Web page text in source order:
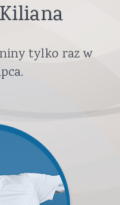
tylko raz w
.